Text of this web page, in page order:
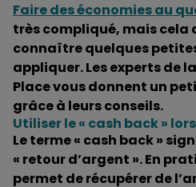
Faire des économies au
très compliqué, mais cela
connaître quelques
appliquer. Les experts de
Place vous donnent un
grâce à leurs conseils.
Utiliser le « cash back »
Le terme « cash back »
« retour d’argent ». En
permet de récupérer de